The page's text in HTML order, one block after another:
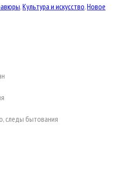
,Культура и искусство,Новое
следы бытования